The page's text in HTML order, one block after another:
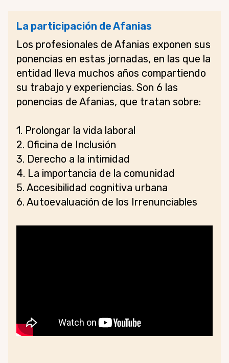
La participación de Afanias
Los profesionales de Afanias exponen sus
ponencias en estas jornadas, en las que la
entidad lleva muchos años compartiendo
su trabajo y experiencias. Son 6 las
ponencias de Afanias, que tratan sobre:
1. Prolongar la vida laboral
2. Oficina de Inclusión
3. Derecho a la intimidad
4. La importancia de la comunidad
5. Accesibilidad cognitiva urbana
6. Autoevaluación de los Irrenunciables